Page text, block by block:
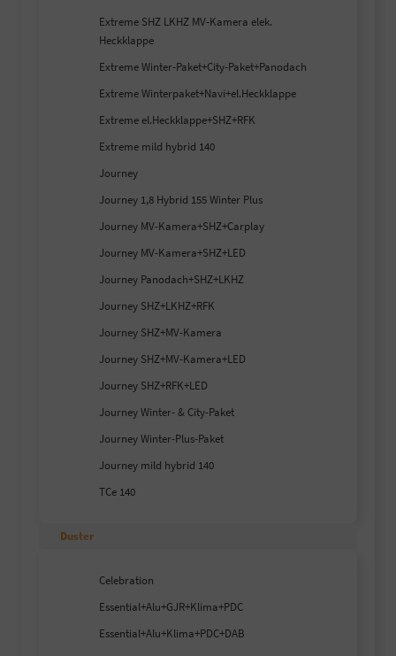
Extreme SHZ LKHZ MV-Kamera elek.
Heckklappe
Extreme Winter-Paket+City-Paket+Panodach
Extreme Winterpaket+Navi+el.Heckklappe
Extreme el.Heckklappe+SHZ+RFK
Extreme mild hybrid 140
Journey
Journey 1,8 Hybrid 155 Winter Plus
Journey MV-Kamera+SHZ+Carplay
Journey MV-Kamera+SHZ+LED
Journey Panodach+SHZ+LKHZ
Journey SHZ+LKHZ+RFK
Journey SHZ+MV-Kamera
Journey SHZ+MV-Kamera+LED
Journey SHZ+RFK+LED
Journey Winter- & City-Paket
Journey Winter-Plus-Paket
Journey mild hybrid 140
TCe 140
Duster
Celebration
Essential+Alu+GJR+Klima+PDC
Essential+Alu+Klima+PDC+DAB